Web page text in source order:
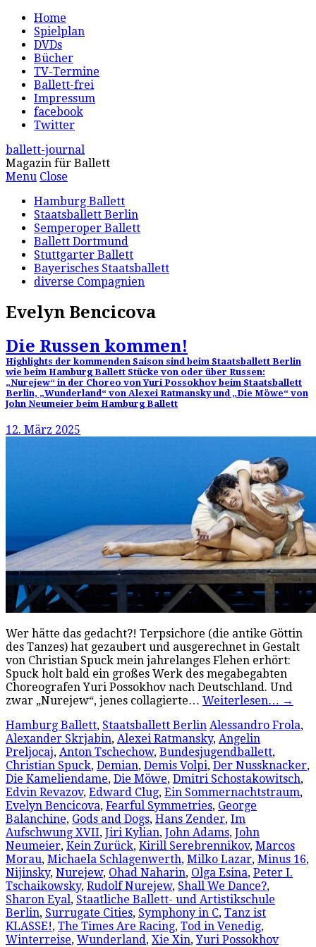
Home
Spielplan
DVDs
Bücher
TV-Termine
Ballett-frei
Impressum
facebook
Twitter
ballett-journal
Magazin für Ballett
Menu Close
Hamburg Ballett
Staatsballett Berlin
Semperoper Ballett
Ballett Dortmund
Stuttgarter Ballett
Bayerisches Staatsballett
diverse Compagnien
Evelyn Bencicova
Die Russen kommen!
Highlights der kommenden Saison sind beim Staatsballett Berlin
wie beim Hamburg Ballett Stücke von oder über Russen:
„Nurejew“ in der Choreo von Yuri Possokhov beim Staatsballett
Berlin, „Wunderland“ von Alexei Ratmansky und „Die Möwe“ von
John Neumeier beim Hamburg Ballett
12. März 2025
Wer hätte das gedacht?! Terpsichore (die antike Göttin
des Tanzes) hat gezaubert und ausgerechnet in Gestalt
von Christian Spuck mein jahrelanges Flehen erhört:
Spuck holt bald ein großes Werk des megabegabten
Choreografen Yuri Possokhov nach Deutschland. Und
zwar „Nurejew“, jenes collagierte… Weiterlesen… →
Hamburg Ballett, Staatsballett Berlin Alessandro Frola,
Alexander Skrjabin, Alexei Ratmansky, Angelin
Preljocaj, Anton Tschechow, Bundesjugendballett,
Christian Spuck, Demian, Demis Volpi, Der Nussknacker,
Die Kameliendame, Die Möwe, Dmitri Schostakowitsch,
Edvin Revazov, Edward Clug, Ein Sommernachtstraum,
Evelyn Bencicova, Fearful Symmetries, George
Balanchine, Gods and Dogs, Hans Zender, Im
Aufschwung XVII, Jiri Kylian, John Adams, John
Neumeier, Kein Zurück, Kirill Serebrennikov, Marcos
Morau, Michaela Schlagenwerth, Milko Lazar, Minus 16,
Nijinsky, Nurejew, Ohad Naharin, Olga Esina, Peter I.
Tschaikowsky, Rudolf Nurejew, Shall We Dance?,
Sharon Eyal, Staatliche Ballett- und Artistikschule
Berlin, Surrugate Cities, Symphony in C, Tanz ist
KLASSE!, The Times Are Racing, Tod in Venedig,
Winterreise, Wunderland, Xie Xin,Yuri Possokhov